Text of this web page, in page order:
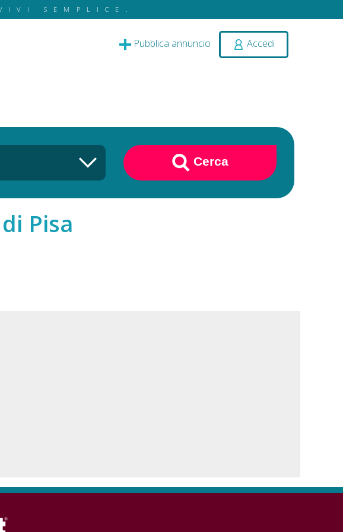
SEMPLICE.
Pubblica annuncio Accedi
Cerca
Pisa